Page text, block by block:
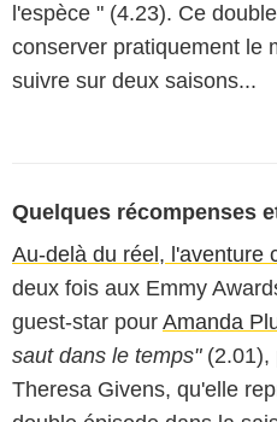
l'espèce " (4.23). Ce
conserver pratiquement le
suivre sur deux saisons...
Quelques récompenses
Au-delà du réel, l'aventure
deux fois aux Emmy
guest-star pour Amanda
saut dans le temps"(2.01),
Theresa Givens, qu'elle